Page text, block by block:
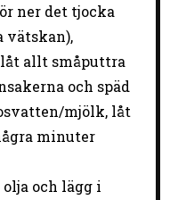
ner det tjocka
vätskan),
allt småputtra
och späd
mjölk, låt
minuter
och lägg i